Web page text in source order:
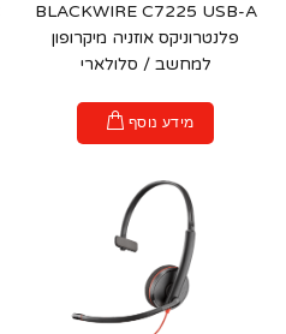
BLACKWIRE C7225 USB-A
פלנטרוניקס אוזניה מיקרופון
למחשב / סלולארי
מידע נוסף